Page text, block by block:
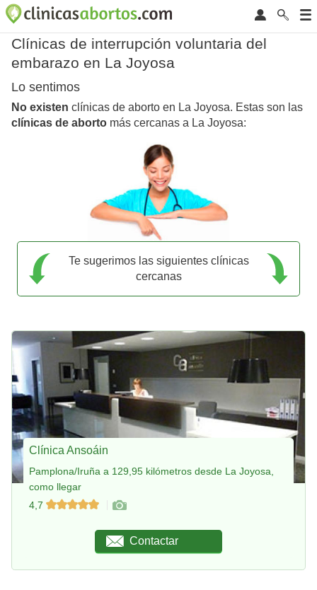
Clínicas de interrupción voluntaria del
embarazo en La Joyosa
Lo sentimos
No existen clínicas de aborto en La Joyosa. Estas son las
clínicas de aborto más cercanas a La Joyosa:
Te sugerimos las siguientes clínicas
cercanas
Clínica Ansoáin
Pamplona/Iruña a 129,95 kilómetros desde La Joyosa,
como llegar
4,7
Contactar